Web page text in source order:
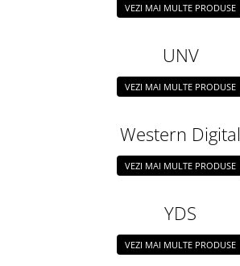
VEZI MAI MULTE PRODUSE
UNV
VEZI MAI MULTE PRODUSE
Western Digital
VEZI MAI MULTE PRODUSE
YDS
VEZI MAI MULTE PRODUSE